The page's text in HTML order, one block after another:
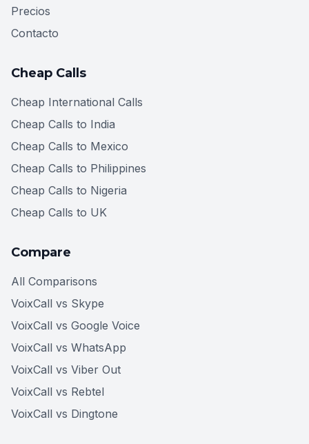
Precios
Contacto
Cheap Calls
Cheap International Calls
Cheap Calls to India
Cheap Calls to Mexico
Cheap Calls to Philippines
Cheap Calls to Nigeria
Cheap Calls to UK
Compare
All Comparisons
VoixCall vs Skype
VoixCall vs Google Voice
VoixCall vs WhatsApp
VoixCall vs Viber Out
VoixCall vs Rebtel
VoixCall vs Dingtone